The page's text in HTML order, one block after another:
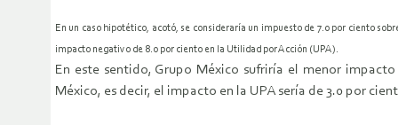
En un caso hipotético, acotó, se consideraría un impuesto de 7.0 por ciento
impacto negativo de 8.0 por ciento en la Utilidad por Acción (UPA).
En este sentido, Grupo México sufriría el menor
México, es decir, el impacto en la UPA sería de 3.0 por